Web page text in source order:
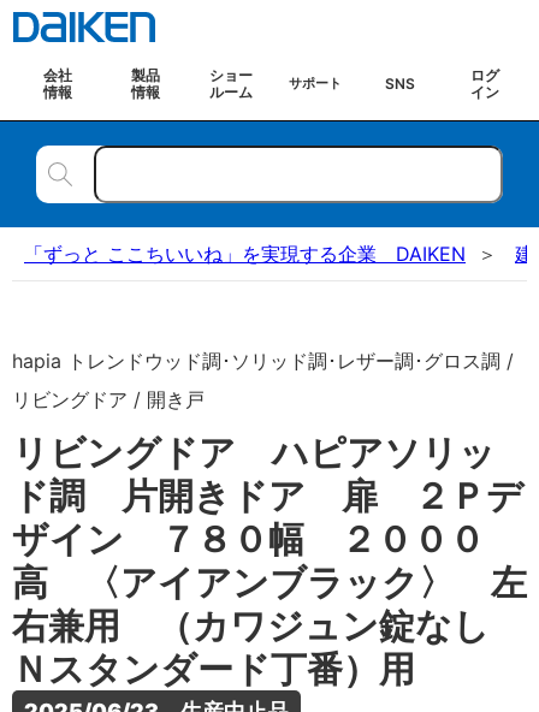
会社
情報
製品
情報
ショー
ルーム
サポート SNS
ログ
イン
「ずっと ここちいいね」を実現する企業 DAIKEN 建
hapia トレンドウッド調･ソリッド調･レザー調･グロス調 /
リビングドア / 開き戸
リビングドア ハピアソリッ
ド調 片開きドア 扉 ２Ｐデ
ザイン ７８０幅 ２０００
高 〈アイアンブラック〉 左
右兼用 （カワジュン錠なし
Ｎスタンダード丁番）用